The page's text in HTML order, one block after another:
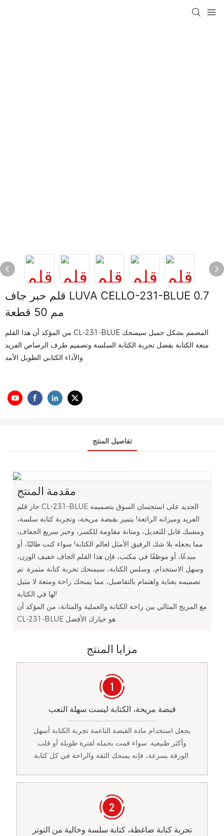
قلم حبر جاف LUVA CELLO-231-BLUE 0.7
مم 50 قطعة
من المؤكد أن هذا القلم CL-231-BLUE المصمم بشكل جميل سيمنحك
متعة الكتابة بفضل تجربة الكتابة السلسة وتصميم طرف الرصاص الفريد
والأداء الكتابي الطويل الأمد.
تفاصيل المنتج
مقدمة المنتج
حاز قلم CL-231-BLUE الجديد على استحسان السوق بتصميمه
الفريد وميزاته الرائعة! يتميز بقبضة مريحة، وتجربة كتابة سلسة،
ومشبك قابل للتعديل، ومتانة مقاومة للكسر، وحبر سريع الجفاف،
مما يجعله بلا شك الرفيق الأمثل لعالم الكتابة! سواء كنت طالبًا، أو
مبدعًا، أو موظفًا في مكتب، فإن هذا القلم الجاف خفيف الوزن،
وسهل الاستخدام، وسلس الكتابة، سيمنحك تجربة كتابة مثمرة. تم
تصميمه بعناية واهتمام بالتفاصيل، مما يمنحك راحة ومتعة لا مثيل
لها في الكتابة!
مع المزيج المثالي بين راحة الكتابة والعملية والمتانة، من المؤكد أن
CL-231-BLUE هو خيارك الأفضل.
مزايا المنتج
قبضة مريحة، الكتابة ليست سهلة التعب
يجعل استخدام مادة القبضة الناعمة تجربة الكتابة أسهل
وأكثر طبيعية. سواء قمت بحمله لفترة طويلة أو قلب
الورقة بسرعة، فإنه يمنحك الثقة والراحة في كل كتابة.
تجربة كتابة ضاغطة، كتابة سلسة وخالية من التوتر